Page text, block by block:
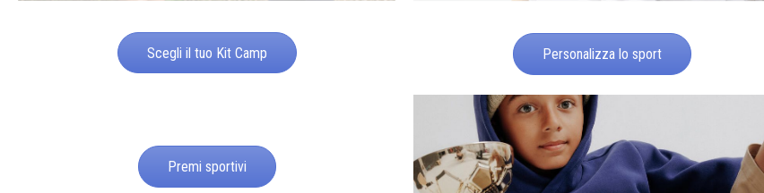
Scegli il tuo Kit Camp Personalizza lo sport
Premi sportivi